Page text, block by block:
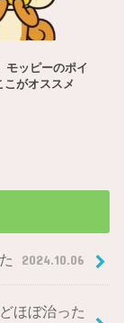
モッピーのポイ
こがオススメ
2024.10.06
ほぼ治った